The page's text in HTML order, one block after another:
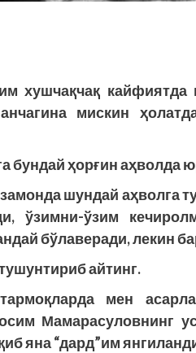
хушчақчақ кайфиятда
мискин
бундай ҳорғин аҳволда
шундай аҳволга
ўзимни-ўзим
бўлаверади, лекин
айтинг.
мен
Мамарасуловнинг
яна “дард”им